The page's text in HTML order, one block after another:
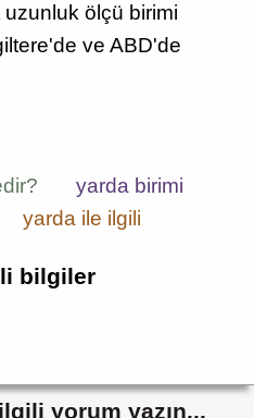
ölçü birimi
ve ABD'de
yarda birimi
yarda ile ilgili
bilgiler
yorum yazın...